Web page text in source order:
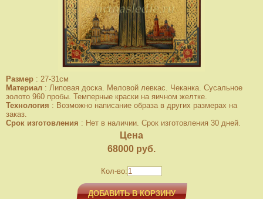
Размер : 27-31см
Материал : Липовая доска. Меловой левкас. Чеканка. Сусальное
золото 960 пробы. Темперные краски на яичном желтке.
Технология : Возможно написание образа в других размерах на
заказ.
Срок изготовления : Нет в наличии. Срок изготовления 30 дней.
Цена
68000 руб.
Кол-во:
ДОБАВИТЬ В КОРЗИНУ